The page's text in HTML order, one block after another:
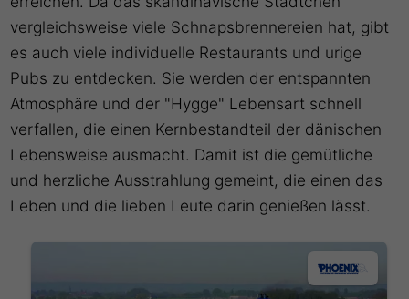
vergleichsweise viele Schnapsbrennereien hat, gibt
es auch viele individuelle Restaurants und urige
Pubs zu entdecken. Sie werden der entspannten
Atmosphäre und der "Hygge" Lebensart schnell
verfallen, die einen Kernbestandteil der dänischen
Lebensweise ausmacht. Damit ist die gemütliche
und herzliche Ausstrahlung gemeint, die einen das
Leben und die lieben Leute darin genießen lässt.